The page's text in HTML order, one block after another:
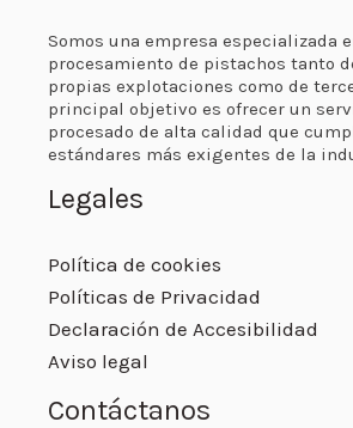
Somos una empresa especializada
procesamiento de pistachos tanto
propias explotaciones como de
principal objetivo es ofrecer un
procesado de alta calidad que
estándares más exigentes de la
Legales
Política de cookies
Políticas de Privacidad
Declaración de Accesibilidad
Aviso legal
Contáctanos